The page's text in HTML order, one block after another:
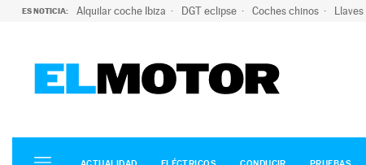
ES NOTICIA: Alquilar coche Ibiza DGT eclipse Coches chinos
ELÉCTRICOS
CONDUCIR